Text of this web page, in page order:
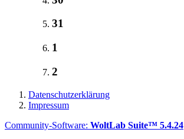
31
1
2
Datenschutzerklärung
Impressum
Community-Software: WoltLab Suite™ 5.4.24